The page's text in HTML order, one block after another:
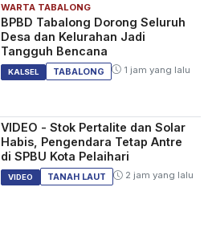
WARTA TABALONG
BPBD Tabalong Dorong Seluruh
Desa dan Kelurahan Jadi
Tangguh Bencana
KALSEL TABALONG 1 jam yang lalu
VIDEO - Stok Pertalite dan Solar
Habis, Pengendara Tetap Antre
di SPBU Kota Pelaihari
VIDEO TANAH LAUT 2 jam yang lalu